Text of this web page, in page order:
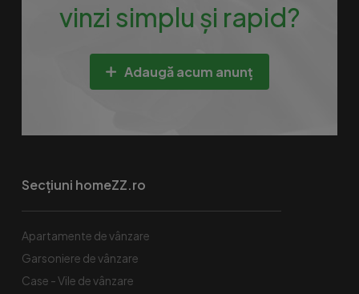
vinzi simplu și rapid?
Adaugă acum anunț
Secțiuni homeZZ.ro
Apartamente de vânzare
Garsoniere de vânzare
Case - Vile de vânzare